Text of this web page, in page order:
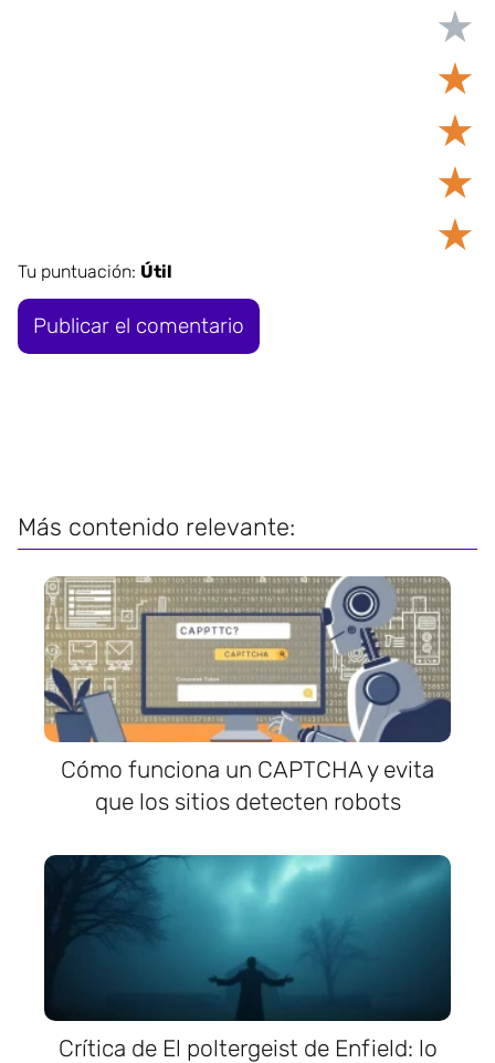
★
★
★
★
★
Tu puntuación: Útil
Más contenido relevante:
Cómo funciona un CAPTCHA y evita
que los sitios detecten robots
Crítica de El poltergeist de Enfield: lo